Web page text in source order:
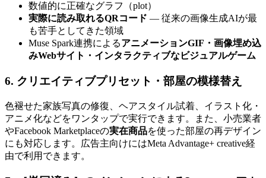
数値的に正確なグラフ（plot）
実際に読み取れるQRコード — 従来の画像生成AIが最
も苦手としてきた領域
Muse Spark連携によるアニメーションGIF・画像埋め込
みWebサイト・インタラクティブなビジュアルゲーム
6. クリエイティブプリセット・部屋の模様替え
色褪せた家族写真の修復、ヘアスタイル試着、イラスト化・
アニメ化などをワンタップで実行できます。また、小売業者
やFacebook Marketplaceの実在商品を使った部屋の再デザイン
にも対応します。広告主向けにはMeta Advantage+ creative経
由で利用できます。